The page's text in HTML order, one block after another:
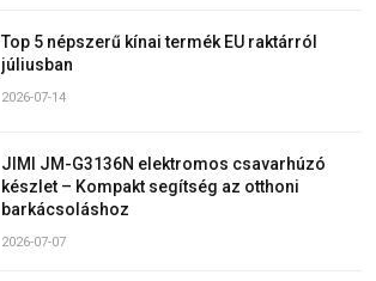
Top 5 népszerű kínai termék EU raktárról
júliusban
2026-07-14
JIMI JM-G3136N elektromos csavarhúzó
készlet – Kompakt segítség az otthoni
barkácsoláshoz
2026-07-07